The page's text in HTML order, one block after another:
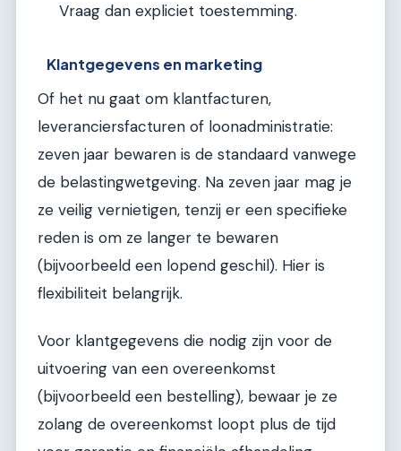
Vraag dan expliciet toestemming.
Klantgegevens en marketing
Of het nu gaat om klantfacturen,
leveranciersfacturen of loonadministratie:
zeven jaar bewaren is de standaard vanwege
de belastingwetgeving. Na zeven jaar mag je
ze veilig vernietigen, tenzij er een specifieke
reden is om ze langer te bewaren
(bijvoorbeeld een lopend geschil). Hier is
flexibiliteit belangrijk.
Voor klantgegevens die nodig zijn voor de
uitvoering van een overeenkomst
(bijvoorbeeld een bestelling), bewaar je ze
zolang de overeenkomst loopt plus de tijd